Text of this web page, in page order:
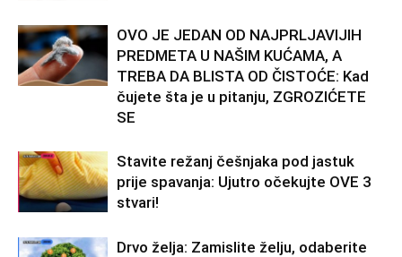
OVO JE JEDAN OD NAJPRLJAVIJIH
PREDMETA U NAŠIM KUĆAMA, A
TREBA DA BLISTA OD ČISTOĆE: Kad
čujete šta je u pitanju, ZGROZIĆETE
SE
Stavite režanj češnjaka pod jastuk
prije spavanja: Ujutro očekujte OVE 3
stvari!
Drvo želja: Zamislite želju, odaberite